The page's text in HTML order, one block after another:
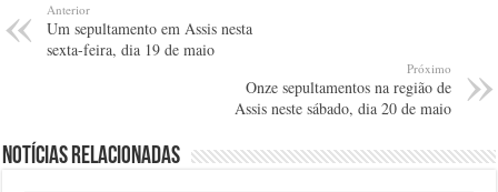
Anterior
Um sepultamento em Assis nesta
sexta-feira, dia 19 de maio
Próximo
Onze sepultamentos na região de
Assis neste sábado, dia 20 de maio
Notícias relacionadas